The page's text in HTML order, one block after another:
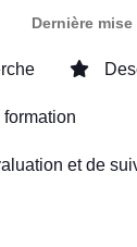
Dernière
et de